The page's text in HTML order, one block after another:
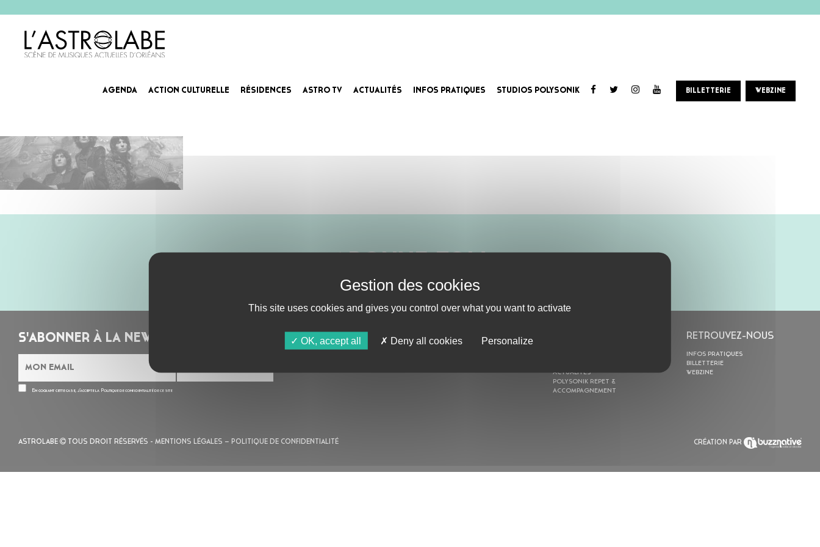
AGENDA ACTION CULTURELLE RÉSIDENCES ASTRO TV ACTUALITÉS INFOS PRATIQUES STUDIOS POLYSONIK BILLETTERIE WEBZINE
S'ABONNER À LA NEWSLETTER
En cochant cette case, j’accepte la Politique de confidentialitéde ce site
AU PROGRAMME
ACTUALITÉS
POLYSONIK REPET &
ACCOMPAGNEMENT
RETROUVEZ-NOUS
INFOS PRATIQUES
BILLETTERIE
WEBZINE
ASTROLABE TOUS DROIT RÉSERVÉS - MENTIONS LÉGALES – POLITIQUE DE CONFIDENTIALITÉ CRÉATION PAR
This site uses cookies and gives you control over what you want to activate
OK, accept all Deny all cookies Personalize